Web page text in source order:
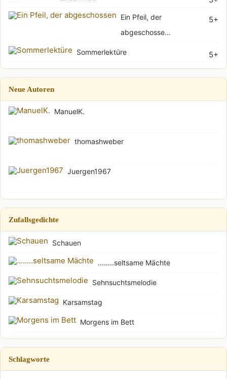
5+
Ein Pfeil, der
abgeschosse...
5+
Sommerlektüre
Neue Autoren
ManuelK.
thomashweber
Juergen1967
Zufallsgedichte
Schauen
........seltsame Mächte
Sehnsuchtsmelodie
Karsamstag
Morgens im Bett
Schlagworte